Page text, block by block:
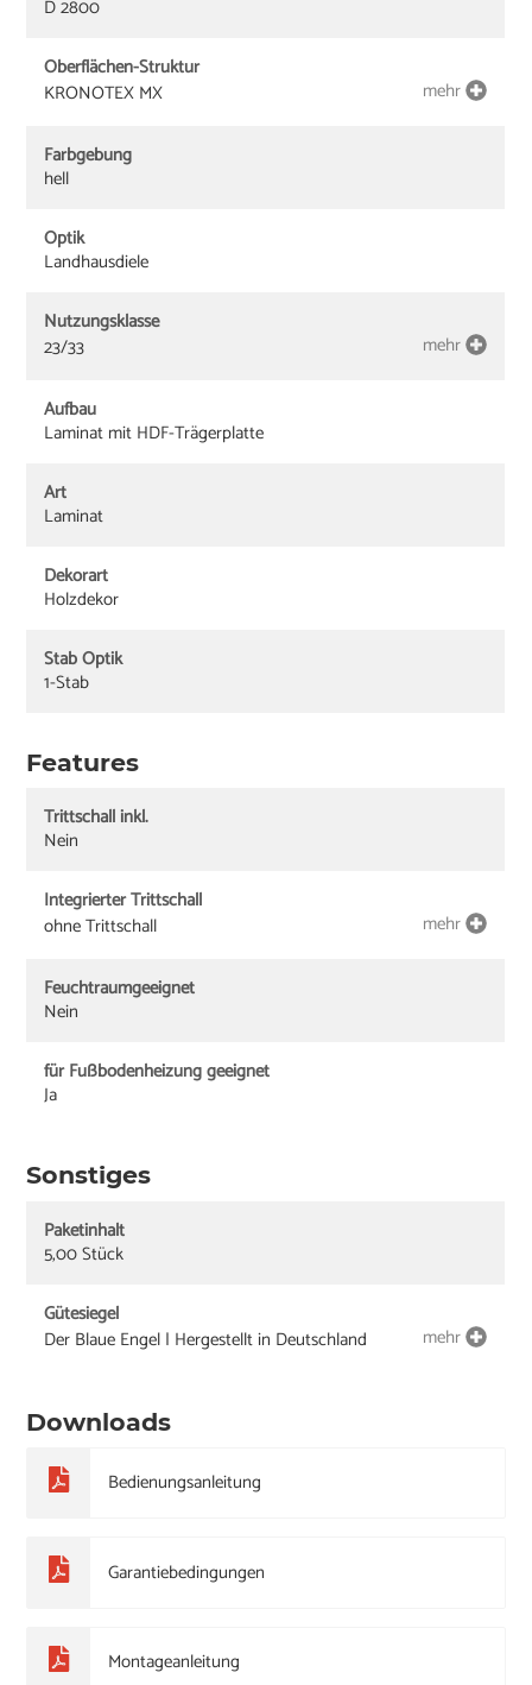
D 2800
Oberflächen-Struktur
KRONOTEX MX
mehr
Farbgebung
hell
Optik
Landhausdiele
Nutzungsklasse
23/33
mehr
Aufbau
Laminat mit HDF-Trägerplatte
Art
Laminat
Dekorart
Holzdekor
Stab Optik
1-Stab
Features
Trittschall inkl.
Nein
Integrierter Trittschall
ohne Trittschall
mehr
Feuchtraumgeeignet
Nein
für Fußbodenheizung geeignet
Ja
Sonstiges
Paketinhalt
5,00 Stück
Gütesiegel
Der Blaue Engel | Hergestellt in Deutschland
mehr
Downloads
Bedienungsanleitung
Garantiebedingungen
Montageanleitung